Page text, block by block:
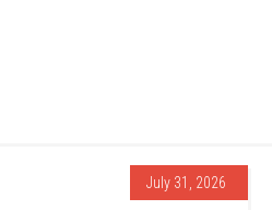
July 31, 2026